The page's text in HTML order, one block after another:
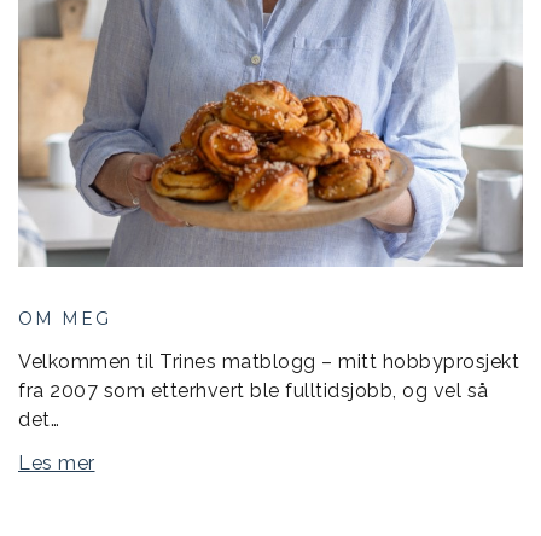
OM MEG
Velkommen til Trines matblogg – mitt hobbyprosjekt
fra 2007 som etterhvert ble fulltidsjobb, og vel så
det…
Les mer